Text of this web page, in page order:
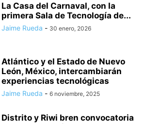
La Casa del Carnaval, con la
primera Sala de Tecnología de...
Jaime Rueda - 30 enero, 2026
Atlántico y el Estado de Nuevo
León, México, intercambiarán
experiencias tecnológicas
Jaime Rueda - 6 noviembre, 2025
Distrito y Riwi bren convocatoria